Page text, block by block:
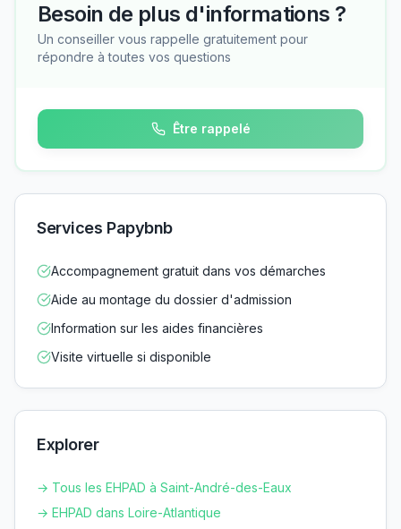
Besoin de plus d'informations ?
Un conseiller vous rappelle gratuitement pour
répondre à toutes vos questions
Être rappelé
Services Papybnb
Accompagnement gratuit dans vos démarches
Aide au montage du dossier d'admission
Information sur les aides financières
Visite virtuelle si disponible
Explorer
→ Tous les EHPAD à Saint-André-des-Eaux
→ EHPAD dans Loire-Atlantique